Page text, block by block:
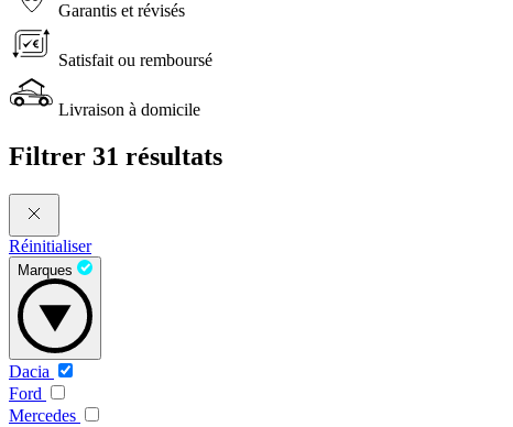
Garantis et révisés
Satisfait ou remboursé
Livraison à domicile
Filtrer 31 résultats
Réinitialiser
Marques
Dacia
Ford
Mercedes